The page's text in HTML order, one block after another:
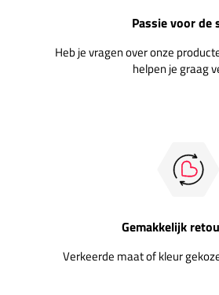
Passie voor de
Heb je vragen over onze
helpen je graag
Gemakkelijk
Verkeerde maat of kleur